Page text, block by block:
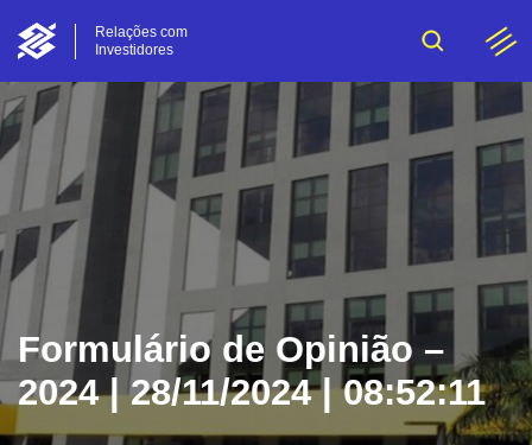
Relações com
Investidores
Formulário de Opinião –
2024 | 28/11/2024 | 08:52:11